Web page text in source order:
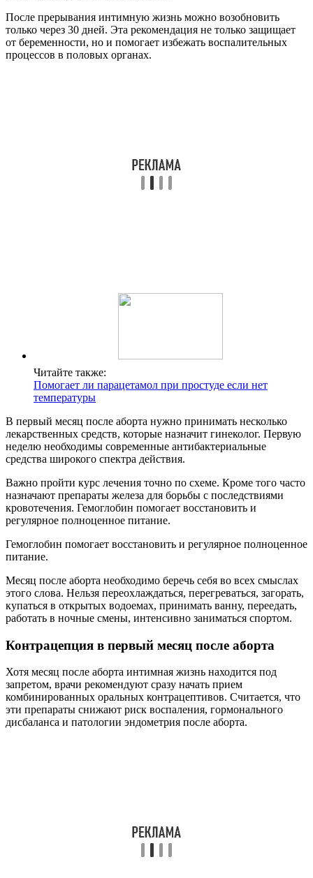
После прерывания интимную жизнь можно возобновить
только через 30 дней. Эта рекомендация не только защищает
от беременности, но и помогает избежать воспалительных
процессов в половых органах.
Читайте также:
Помогает ли парацетамол при простуде если нет
температуры
В первый месяц после аборта нужно принимать несколько
лекарственных средств, которые назначит гинеколог. Первую
неделю необходимы современные антибактериальные
средства широкого спектра действия.
Важно пройти курс лечения точно по схеме. Кроме того часто
назначают препараты железа для борьбы с последствиями
кровотечения. Гемоглобин помогает восстановить и
регулярное полноценное питание.
Гемоглобин помогает восстановить и регулярное полноценное
питание.
Месяц после аборта необходимо беречь себя во всех смыслах
этого слова. Нельзя переохлаждаться, перегреваться, загорать,
купаться в открытых водоемах, принимать ванну, переедать,
работать в ночные смены, интенсивно заниматься спортом.
Контрацепция в первый месяц после аборта
Хотя месяц после аборта интимная жизнь находится под
запретом, врачи рекомендуют сразу начать прием
комбинированных оральных контрацептивов. Считается, что
эти препараты снижают риск воспаления, гормонального
дисбаланса и патологии эндометрия после аборта.